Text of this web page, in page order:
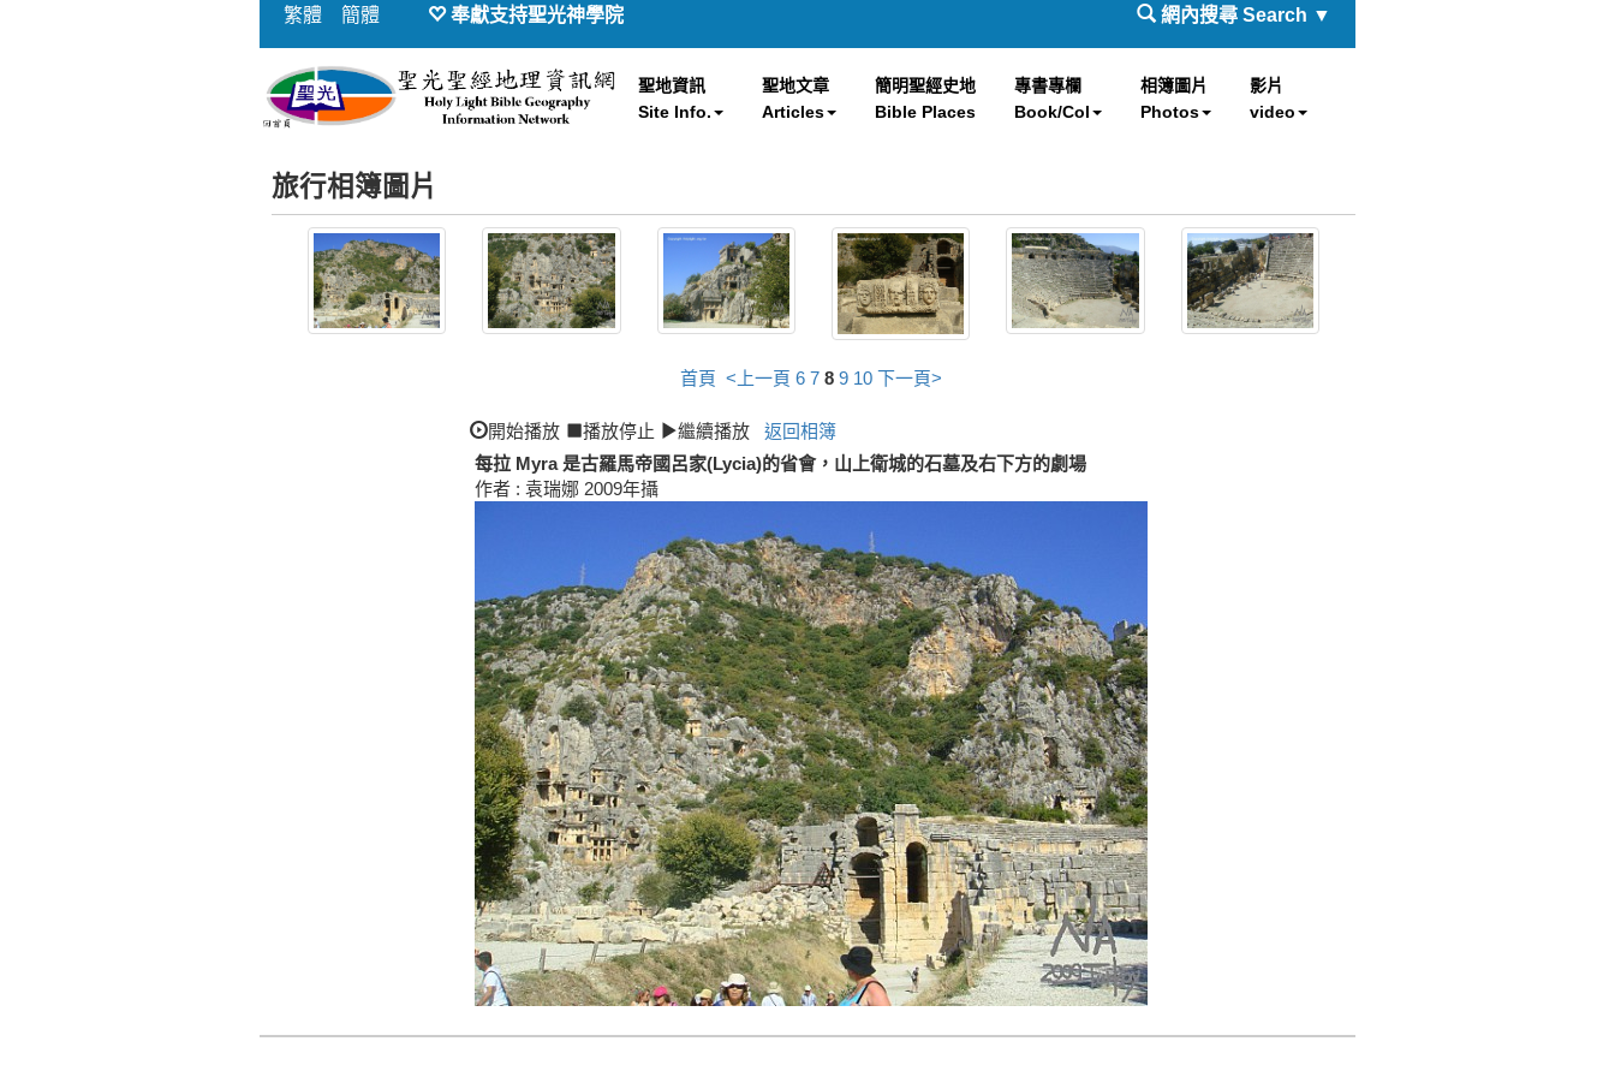
繁體 簡體 奉獻支持聖光神學院 網內搜尋 Search ▼
聖地資訊
Site Info.
聖地文章
Articles
簡明聖經史地
Bible Places
專書專欄
Book/Col
相簿圖片
Photos
影片
video
旅行相簿圖片
首頁 <上一頁 6 7 8 9 10 下一頁>
開始播放 播放停止 繼續播放
返回相簿
每拉 Myra 是古羅馬帝國呂家(Lycia)的省會，山上衛城的石墓及右下方的劇場
作者 : 袁瑞娜 2009年攝